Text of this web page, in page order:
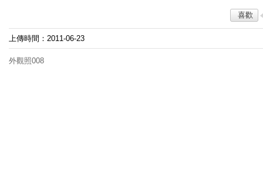
喜歡
上傳時間：2011-06-23
外觀照008